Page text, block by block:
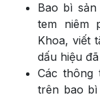
Bao bì
tem niêm
Khoa, viết
dấu hiệu
Các thông
trên bao